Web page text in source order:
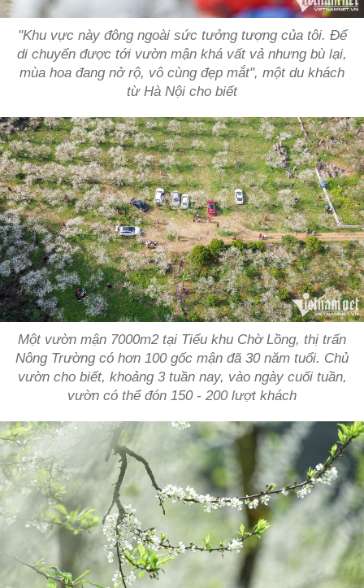
"Khu vực này đông ngoài sức tưởng tượng của tôi. Để
di chuyển được tới vườn mận khá vất vả nhưng bù lại,
mùa hoa đang nở rộ, vô cùng đẹp mắt", một du khách
từ Hà Nội cho biết
Một vườn mận 7000m2 tại Tiểu khu Chờ Lồng, thị trấn
Nông Trường có hơn 100 gốc mận đã 30 năm tuổi. Chủ
vườn cho biết, khoảng 3 tuần nay, vào ngày cuối tuần,
vườn có thể đón 150 - 200 lượt khách